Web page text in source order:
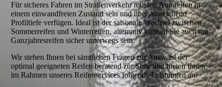
Für sicheres Fahren im Straßenverkehr müssen Autoreifen in
einem einwand­freien Zustand sein und über ausreichend
Profiltiefe verfügen. Ideal ist der saisonale Wechsel zwischen
Sommerreifen und Winterreifen, alternativ können Sie auch mit
Ganzjahresreifen sicher unterwegs sein.
Wir stehen Ihnen bei sämtlichen Fragen zur Auswahl der
optimal geeigneten Reifen beratend zur Seite und bieten Ihnen
im Rahmen unseres Reifen­services folgende Leistungen an: